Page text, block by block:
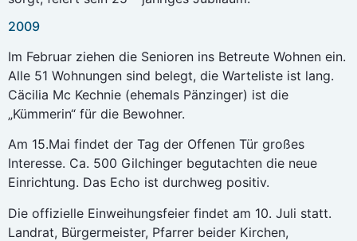
2009
Im Februar ziehen die Senioren ins Betreute Wohnen ein.
Alle 51 Wohnungen sind belegt, die Warteliste ist lang.
Cäcilia Mc Kechnie (ehemals Pänzinger) ist die
„Kümmerin“ für die Bewohner.
Am 15.Mai findet der Tag der Offenen Tür großes
Interesse. Ca. 500 Gilchinger begutachten die neue
Einrichtung. Das Echo ist durchweg positiv.
Die offizielle Einweihungsfeier findet am 10. Juli statt.
Landrat, Bürgermeister, Pfarrer beider Kirchen,